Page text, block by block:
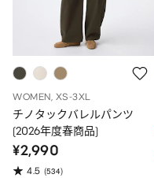
WOMEN, XS-3XL
チノタックバレルパンツ
(2026年度春商品)
¥2,990
4.5 (534)